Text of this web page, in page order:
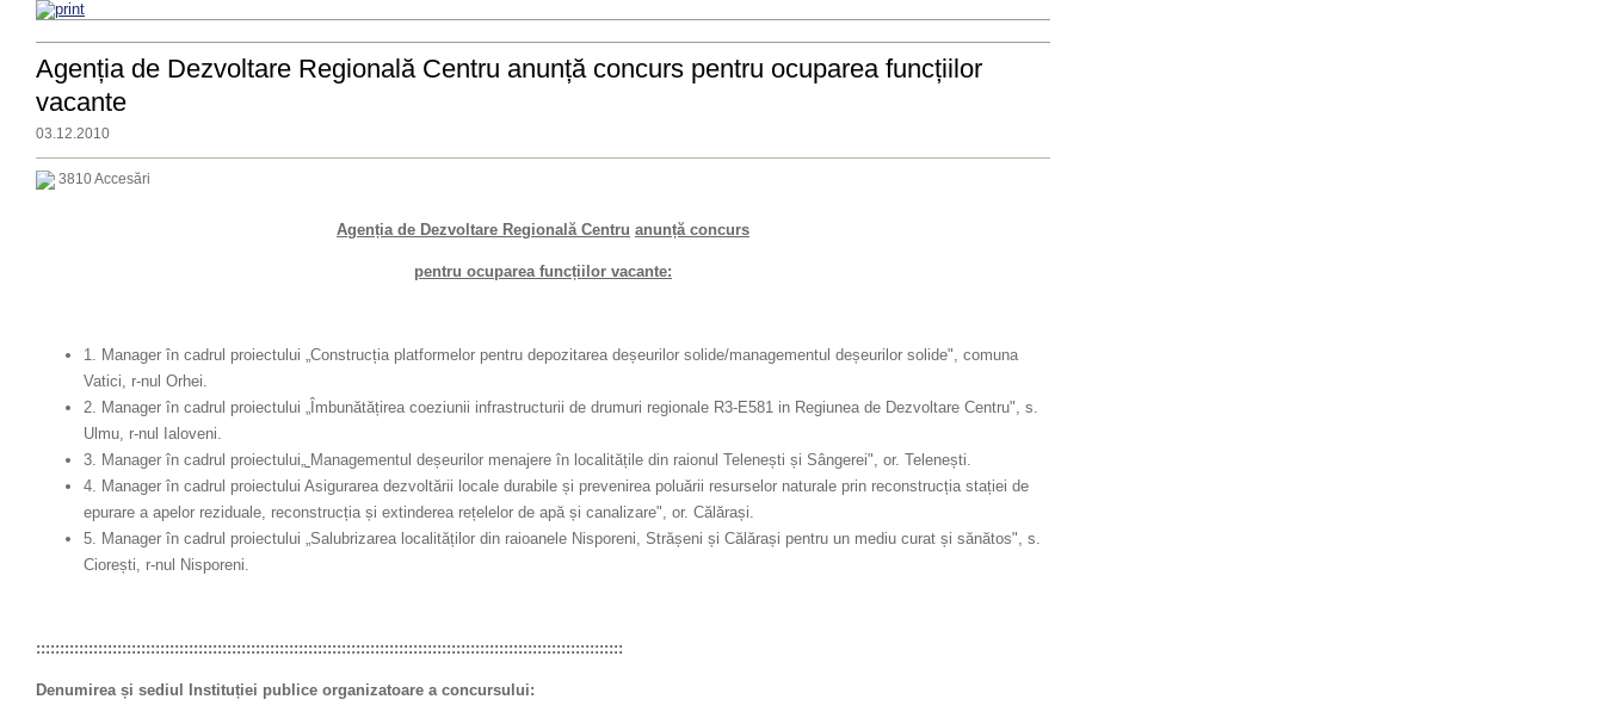
Agenția de Dezvoltare Regională Centru anunță concurs pentru ocuparea funcțiilor
vacante
03.12.2010
3810 Accesări
Agenția de Dezvoltare Regională Centru anunță concurs
pentru ocuparea funcțiilor vacante:
1. Manager în cadrul proiectului „Construcția platformelor pentru depozitarea deșeurilor solide/managementul deșeurilor solide", comuna
Vatici, r-nul Orhei.
2. Manager în cadrul proiectului „Îmbunătățirea coeziunii infrastructurii de drumuri regionale R3-E581 in Regiunea de Dezvoltare Centru", s.
Ulmu, r-nul Ialoveni.
3. Manager în cadrul proiectului„ Managementul deșeurilor menajere în localitățile din raionul Telenești și Sângerei", or. Telenești.
4. Manager în cadrul proiectului Asigurarea dezvoltării locale durabile și prevenirea poluării resurselor naturale prin reconstrucția stației de
epurare a apelor reziduale, reconstrucția și extinderea rețelelor de apă și canalizare", or. Călărași.
5. Manager în cadrul proiectului „Salubrizarea localităților din raioanele Nisporeni, Strășeni și Călărași pentru un mediu curat și sănătos", s.
Ciorești, r-nul Nisporeni.
:::::::::::::::::::::::::::::::::::::::::::::::::::::::::::::::::::::::::::::::::::::::::::::::::::::::::::::::::::::::::::
Denumirea și sediul Instituției publice organizatoare a concursului: